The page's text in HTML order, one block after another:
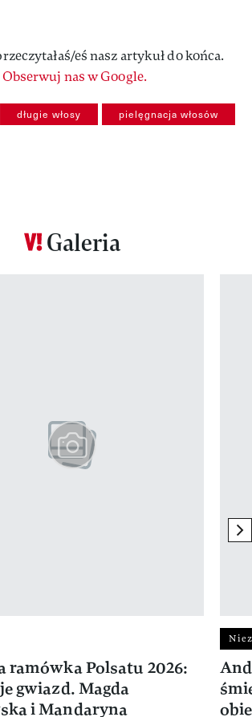
eś nasz artykuł do końca.
Obserwuj nas w Google.
długie włosy pielęgnacja włosów
Galeria
ramówka Polsatu 2026:
gwiazd. Magda
i Mandaryna